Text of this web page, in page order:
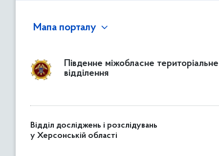
Мапа порталу
Південне міжобласне територіальне
відділення
Відділ досліджень і розслідувань
у Херсонській області